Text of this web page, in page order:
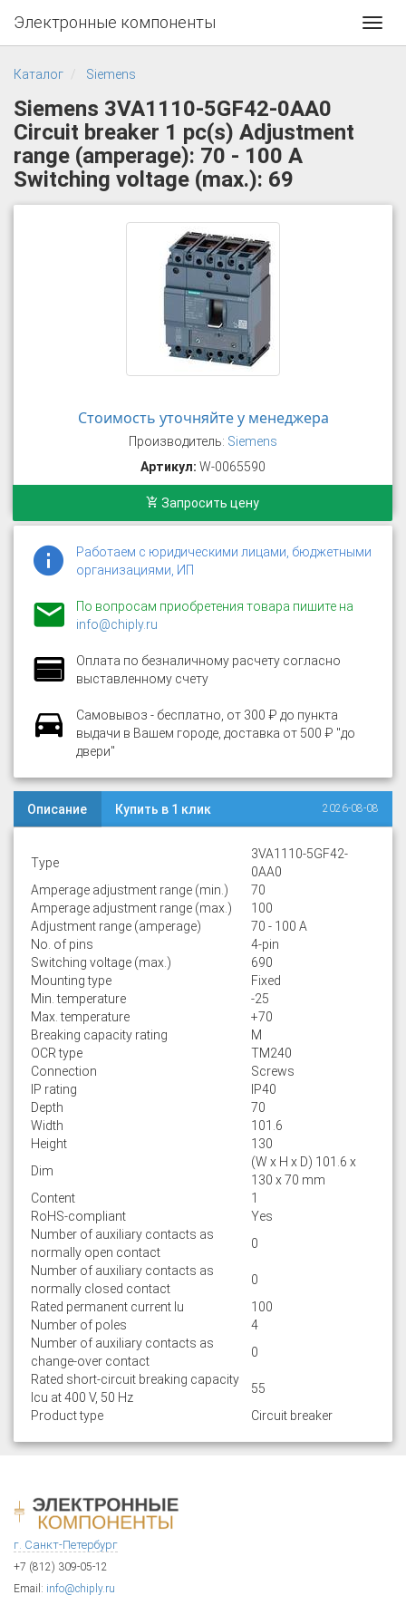
Электронные компоненты
Каталог Siemens
Siemens 3VA1110-5GF42-0AA0
Circuit breaker 1 pc(s) Adjustment
range (amperage): 70 - 100 A
Switching voltage (max.): 69
Стоимость уточняйте у менеджера
Производитель: Siemens
Артикул: W-0065590
Запросить цену
Работаем с юридическими лицами, бюджетными
организациями, ИП
По вопросам приобретения товара пишите на
info@chiply.ru
Оплата по безналичному расчету согласно
выставленному счету
Самовывоз - бесплатно, от 300 ₽ до пункта
выдачи в Вашем городе, доставка от 500 ₽ "до
двери"
Описание Купить в 1 клик 2026-08-08
Type
3VA1110-5GF42-
0AA0
Amperage adjustment range (min.)
70
Amperage adjustment range (max.)
100
Adjustment range (amperage)
70 - 100 A
No. of pins
4-pin
Switching voltage (max.)
690
Mounting type
Fixed
Min. temperature
-25
Max. temperature
+70
Breaking capacity rating
M
OCR type
TM240
Connection
Screws
IP rating
IP40
Depth
70
Width
101.6
Height
130
Dim
(W x H x D) 101.6 x
130 x 70 mm
Content
1
RoHS-compliant
Yes
Number of auxiliary contacts as
normally open contact
0
Number of auxiliary contacts as
normally closed contact
0
Rated permanent current Iu
100
Number of poles
4
Number of auxiliary contacts as
change-over contact
0
Rated short-circuit breaking capacity
lcu at 400 V, 50 Hz
55
Product type
Circuit breaker
г. Санкт-Петербург
+7 (812) 309-05-12
Email: info@chiply.ru